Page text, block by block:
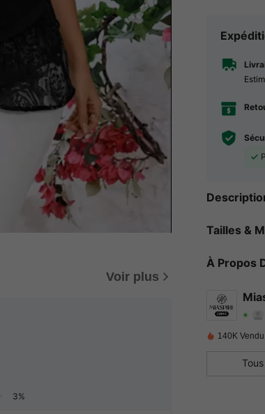
Voir plus
3%
Tailles &
À Propos
4.82
140K